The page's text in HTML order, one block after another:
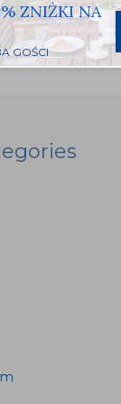
ZNIŻKI NA
GOŚCI